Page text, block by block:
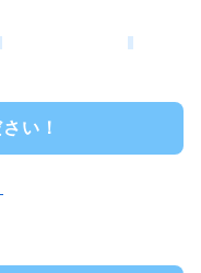
い！